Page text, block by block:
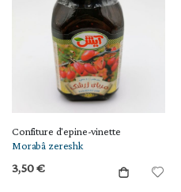
Confiture d'epine-vinette
Morabâ zereshk
3,50 €